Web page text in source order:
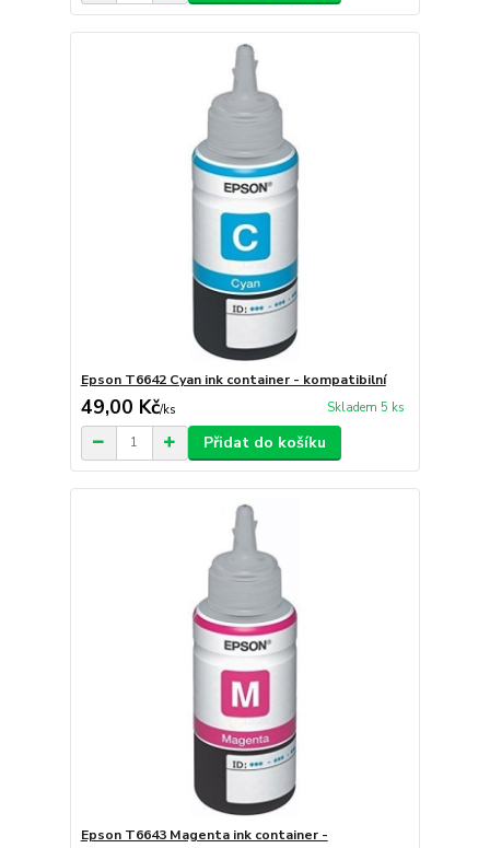
Epson T6642 Cyan ink container - kompatibilní
49,00 Kč/ks Skladem 5 ks
Přidat do košíku
Epson T6643 Magenta ink container -